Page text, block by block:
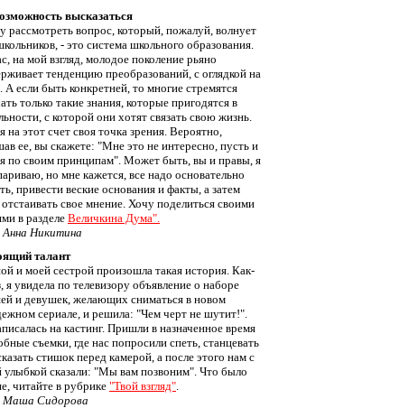
высказаться
рассмотреть вопрос, который, пожалуй, волнует
- это система школьного образования.
на мой взгляд, молодое поколение рьяно
тенденцию преобразований, с оглядкой на
А если быть конкретней, то многие стремятся
только такие знания, которые пригодятся в
с которой они хотят связать свою жизнь.
на этот счет своя точка зрения. Вероятно,
ее, вы скажете: "Мне это не интересно, пусть и
по своим принципам". Может быть, вы и правы, я
но мне кажется, все надо основательно
привести веские основания и факты, а затем
свое мнение. Хочу поделиться своими
в разделе Величкина Дума".
Никитина
талант
и моей сестрой произошла такая история. Как-
я увидела по телевизору объявление о наборе
и девушек, желающих сниматься в новом
сериале, и решила: "Чем черт не шутит!".
на кастинг. Пришли в назначенное время
съемки, где нас попросили спеть, станцевать
стишок перед камерой, а после этого нам с
улыбкой сказали: "Мы вам позвоним". Что было
читайте в рубрике "Твой взгляд".
Маша Сидорова